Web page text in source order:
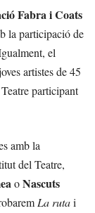
Fabra i Coats
la participació de
el
artistes de 45
participant
amb la
del Teatre,
oNascuts
La rutai